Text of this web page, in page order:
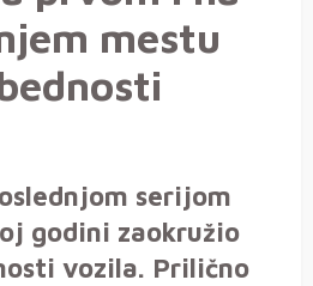
mestu
serijom
godini zaokružio
vozila. Prilično